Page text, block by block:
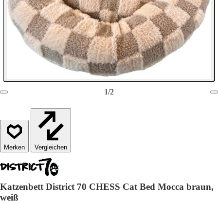
1/2
Vergleichen
Katzenbett District 70 CHESS Cat Bed Mocca braun,
weiß